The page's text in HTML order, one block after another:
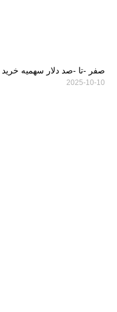
صفر -تا -صد دلار سهمیه خرید
2025-10-10